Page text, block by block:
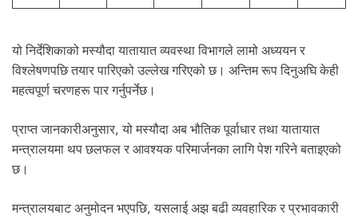
यो निर्देशिकाको मस्यौदा यातायात व्यवस्था विभागले लामो अध्ययन र
विश्लेषणपछि तयार पारिएको उल्लेख गरिएको छ। अन्तिम रूप दिनुअघि केही
महत्वपूर्ण चरणहरू पार गर्नुपर्नेछ।
प्राप्त जानकारीअनुसार, यो मस्यौदा अब भौतिक पूर्वाधार तथा यातायात
मन्त्रालयमा थप छलफल र आवश्यक परिमार्जनका लागि पेश गरिने बताइएको
छ।
मन्त्रालयबाट अनुमोदन भएपछि, यसलाई अझ बढी व्यवहारिक र प्रभावकारी